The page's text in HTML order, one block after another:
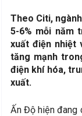
Theo Citi,
5-6% mỗi năm
xuất điện nhiệt
tăng mạnh
điện khí hóa,
xuất.
Ấn Độ hiện đang